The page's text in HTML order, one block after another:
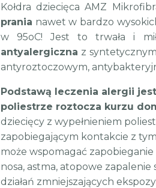
Kołdra dziecięca AMZ
prania nawet w bardzo
w 95oC! Jest to trwała i
antyalergiczna z
antyroztoczowym,
Podstawą leczenia alergii
poliestrze roztocza kurzu
dziecięcy z wypełnieniem
zapobiegającym kontakcie z
może wspomagać
nosa, astma, atopowe
działań zmniejszających